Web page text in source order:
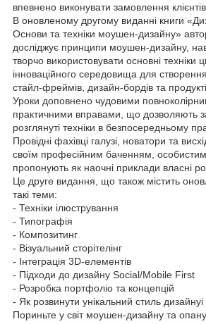
впевнено виконувати замовлення клієнтів.
В оновленому другому виданні книги
Основи та техніки моушен-дизайну»
досліджує принципи моушен-дизайну,
творчо використовувати основні техніки
інноваційного середовища для
стайл-фреймів, дизайн-бордів та
Уроки доповнено чудовими
практичними вправами, що дозволяють
розглянуті техніки в безпосередньому
Провідні фахівці галузі, новатори та
своїм професійним баченням,
пропонують як наочні приклади власні
Це друге видання, що також містить
такі теми:
- Техніки ілюстрування
- Типографія
- Композитинг
- Візуальний сторітелінг
- Інтеграція 3D-елементів
- Підходи до дизайну Social/Mobile First
- Розробка портфоліо та концепцій
- Як розвинути унікальний стиль дизайнуі
Пориньте у світ моушен-дизайну та